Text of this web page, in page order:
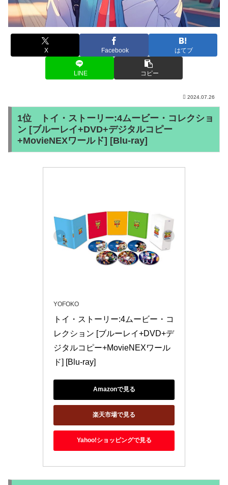
X Facebook はてブ
LINE コピー
2024.07.26
1位 トイ・ストーリー:4ムービー・コレクショ
ン [ブルーレイ+DVD+デジタルコピー
+MovieNEXワールド] [Blu-ray]
YOFOKO
トイ・ストーリー:4ムービー・コ
レクション [ブルーレイ+DVD+デ
ジタルコピー+MovieNEXワール
ド] [Blu-ray]
Amazonで見る
楽天市場で見る
Yahoo!ショッピングで見る